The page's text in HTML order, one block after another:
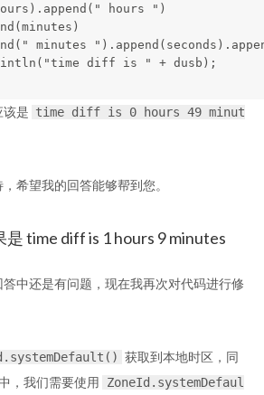
hours ")
minutes
diff is " + dusb);
该是 time diff is 0 hours 49 minut
希望我的回答能够帮到您。
time diff is 1 hours 9 minutes
中还是有问题，现在我再次对代码进行修
获取到本地时区，同
，我们需要使用
ZoneId.systemDefaul